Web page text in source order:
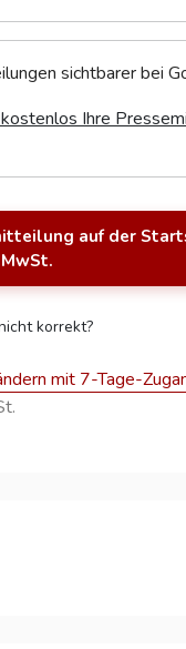
sichtbarer bei
Ihre
auf der
korrekt?
mit 7-Tage-